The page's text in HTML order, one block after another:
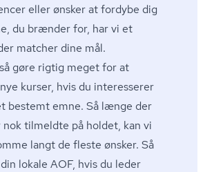
eller ønsker at fordybe dig
du brænder for, har vi et
matcher dine mål.
gøre rigtig meget for at
kurser, hvis du interesserer
bestemt emne. Så længe der
nok tilmeldte på holdet, kan vi
langt de fleste ønsker. Så
lokale AOF, hvis du leder